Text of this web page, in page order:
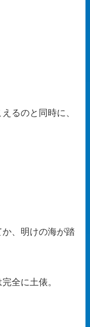
るのと同時に、
、明けの海が踏
全に土俵。